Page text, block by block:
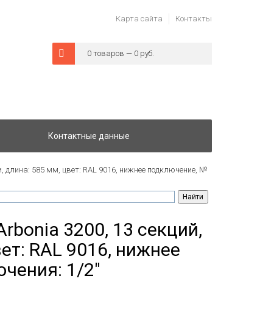
Карта сайта Контакты
0 товаров — 0 руб.
Контактные данные
длина: 585 мм, цвет: RAL 9016, нижнее подключение, №
3200, 13 секций,
RAL 9016, нижнее
1/2"